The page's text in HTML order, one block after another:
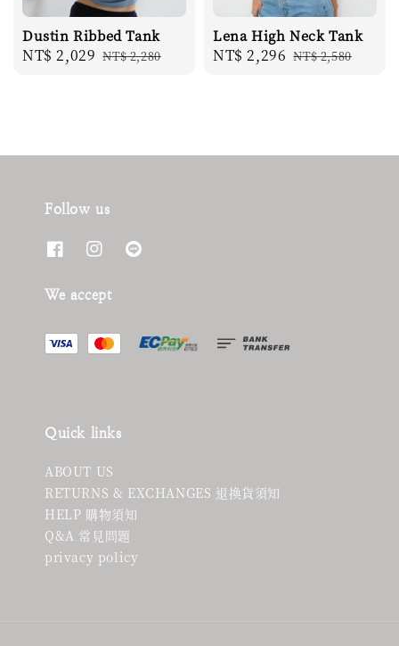
Dustin Ribbed Tank
Sale
NT$ 2,029 Regular
NT$ 2,280
Lena High Neck Tank
Sale
NT$ 2,296 Regular
NT$ 2,580
Follow us
We accept
Quick links
ABOUT US
RETURNS & EXCHANGES 退換貨須知
HELP 購物須知
Q&A 常見問題
privacy policy